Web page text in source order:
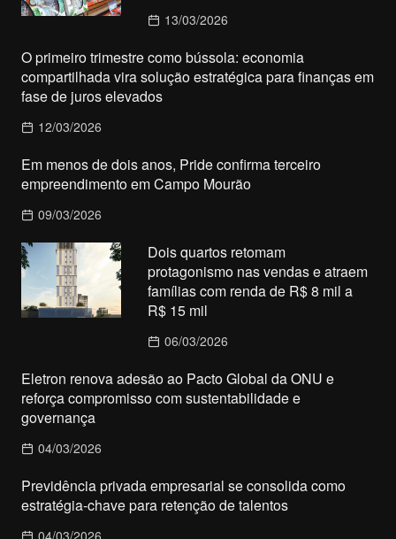
13/03/2026
O primeiro trimestre como bússola: economia
compartilhada vira solução estratégica para finanças em
fase de juros elevados
12/03/2026
Em menos de dois anos, Pride confirma terceiro
empreendimento em Campo Mourão
09/03/2026
Dois quartos retomam
protagonismo nas vendas e atraem
famílias com renda de R$ 8 mil a
R$ 15 mil
06/03/2026
Eletron renova adesão ao Pacto Global da ONU e
reforça compromisso com sustentabilidade e
governança
04/03/2026
Previdência privada empresarial se consolida como
estratégia-chave para retenção de talentos
04/03/2026